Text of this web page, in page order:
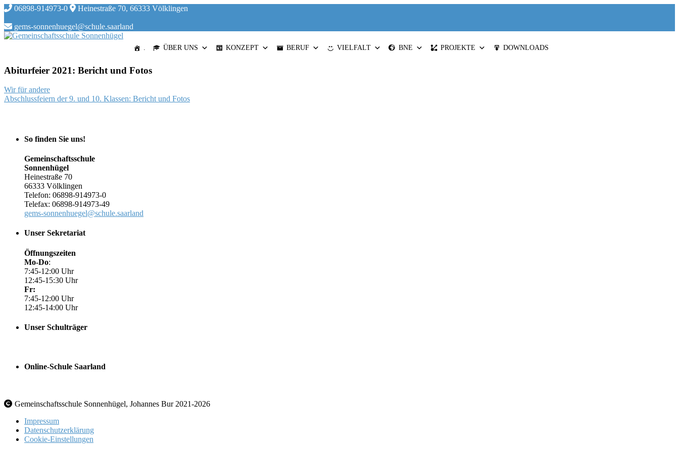
Skip
content
06898-914973-0 Heinestraße 70, 66333 Völklingen
gems-sonnenhuegel@schule.saarland
. ÜBER UNS KONZEPT BERUF VIELFALT BNE PROJEKTE DOWNLOADS
Abiturfeier 2021: Bericht und Fotos
Beitragsnavigation
Wir für andere
Abschlussfeiern der 9. und 10. Klassen: Bericht und Fotos
So finden Sie uns!
Gemeinschaftsschule
Sonnenhügel
Heinestraße 70
66333 Völklingen
Telefon: 06898-914973-0
Telefax: 06898-914973-49
gems-sonnenhuegel@schule.saarland
Unser Sekretariat
Öffnungszeiten
Mo-Do:
7:45-12:00 Uhr
12:45-15:30 Uhr
Fr:
7:45-12:00 Uhr
12:45-14:00 Uhr
Unser Schulträger
Online-Schule Saarland
Gemeinschaftsschule Sonnenhügel, Johannes Bur 2021-2026
Impressum
Datenschutzerklärung
Cookie-Einstellungen